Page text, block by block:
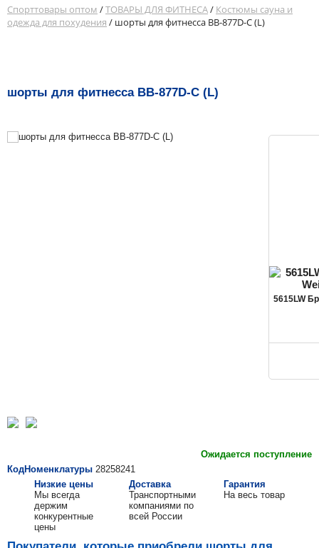
Спорттовары оптом /ТОВАРЫ ДЛЯ ФИТНЕСА/ Костюмы сауна и
одежда для похудения / шорты для фитнесса ВВ-877D-C (L)
шорты для фитнесса ВВ-877D-C (L)
Ожидается поступление
КодНоменклатуры 28258241
Низкие цены
Мы всегда
держим
конкурентные
цены
Доставка
Транспортными
компаниями по
всей России
Гарантия
На весь товар
5615LW